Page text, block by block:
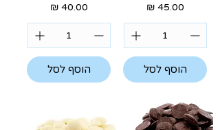
מחיר
הוסף לסל
מחיר
הוסף לסל